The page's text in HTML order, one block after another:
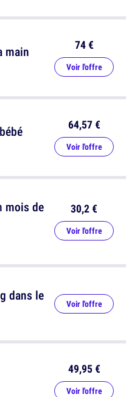
64,57 €
Voir l'offre
dans le
Voir l'offre
main 74 €
Voir l'offre
mois de
30,2 €
Voir l'offre
49,95 €
Voir l'offre